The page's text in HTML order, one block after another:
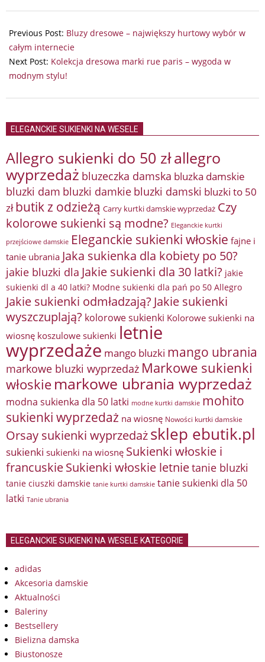
08-
22
Previous Post: Bluzy dresowe – największy hurtowy wybór w
całym internecie
Next Post: Kolekcja dresowa marki rue paris – wygoda w
modnym stylu!
ELEGANCKIE SUKIENKI NA WESELE
Allegro sukienki do 50 złallegro
wyprzedaż bluzeczka damska bluzka damskie
bluzki dam bluzki damkie bluzki damski bluzki to 50
zł butik z odzieżą Carry kurtki damskie wyprzedaż Czy
kolorowe sukienki są modne? Eleganckie kurtki
przejściowe damskie Eleganckie sukienki włoskie fajne i
tanie ubrania Jaka sukienka dla kobiety po 50?
jakie bluzki dla Jakie sukienki dla 30 latki? jakie
sukienki dl a 40 latki? Modne sukienki dla pań po 50 Allegro
Jakie sukienki odmładzają? Jakie sukienki
wyszczuplają? kolorowe sukienki Kolorowe sukienki na
wiosnę koszulowe sukienki letnie
wyprzedaże mango bluzki mango ubrania
markowe bluzki wyprzedaż Markowe sukienki
włoskie markowe ubrania wyprzedaż
modna sukienka dla 50 latki modne kurtki damskie mohito
sukienki wyprzedaż na wiosnę Nowości kurtki damskie
Orsay sukienki wyprzedażsklep ebutik.pl
sukienki sukienki na wiosnę Sukienki włoskie i
francuskieSukienki włoskie letnietanie bluzki
tanie ciuszki damskie tanie kurtki damskie tanie sukienki dla 50
latki Tanie ubrania
ELEGANCKIE SUKIENKI NA WESELE KATEGORIE
adidas
Akcesoria damskie
Aktualności
Baleriny
Bestsellery
Bielizna damska
Biustonosze